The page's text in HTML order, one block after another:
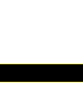
Jahre Gratis -
ab sofort
de Berne